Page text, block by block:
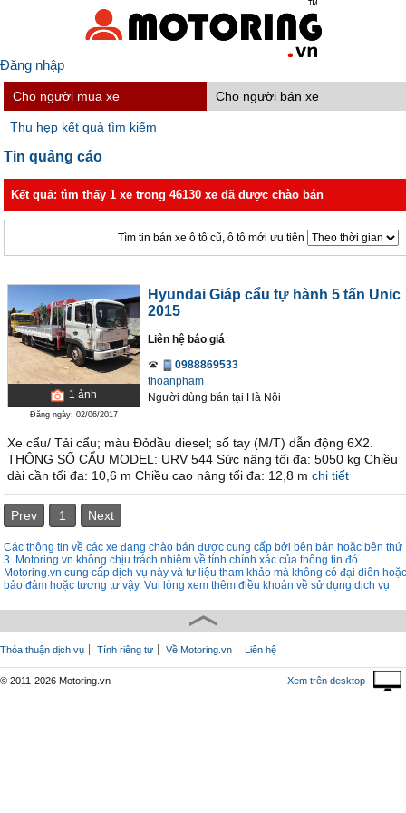
Đăng nhập
Cho người mua xe Cho người bán xe
Thu hẹp kết quả tìm kiếm
Tin quảng cáo
Kết quả: tìm thấy 1 xe trong 46130 xe đã được chào bán
Tìm tin bán xe ô tô cũ, ô tô mới ưu tiên
1 ảnh
Đăng ngày: 02/06/2017
Hyundai Giáp cẩu tự hành 5 tấn Unic
2015
Liên hệ báo giá
0988869533
thoanpham
Người dùng bán tại Hà Nội
Xe cẩu/ Tải cẩu; màu Đỏdầu diesel; số tay (M/T) dẫn động 6X2.
THÔNG SỐ CẨU MODEL: URV 544 Sức nâng tối đa: 5050 kg Chiều
dài cần tối đa: 10,6 m Chiều cao nâng tối đa: 12,8 m chi tiết
Prev 1 Next
Các thông tin về các xe đang chào bán được cung cấp bởi bên bán hoặc bên thứ
3. Motoring.vn không chịu trách nhiệm về tính chính xác của thông tin đó.
Motoring.vn cung cấp dịch vụ này và tư liệu tham khảo mà không có đại diên hoặc
bảo đảm hoặc tương tư vậy. Vui lòng xem thêm điều khoản về sử dụng dịch vụ
Thỏa thuận dịch vụ Tính riêng tư Về Motoring.vn Liên hệ
© 2011-2026 Motoring.vn Xem trên desktop